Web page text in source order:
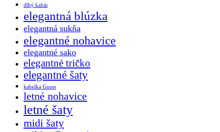
dlhý kabát
elegantná blúzka
elegantná sukňa
elegantné nohavice
elegantné sako
elegantné tričko
elegantné šaty
kabelka Guess
letné nohavice
letné šaty
midi šaty